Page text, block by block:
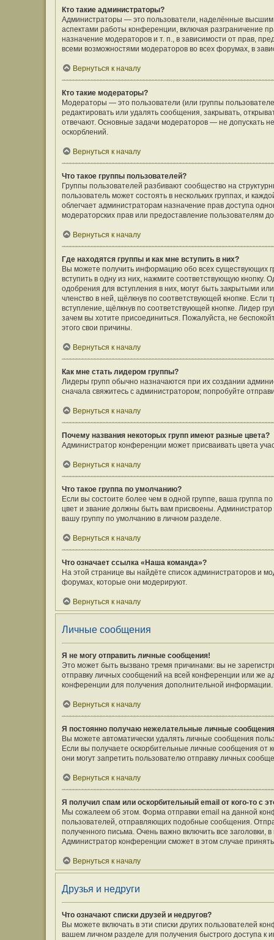
Кто такие администраторы?
Администраторы — это пользователи, наделённые
аспектами работы конференции, включая разграничение
назначение модераторов и т. п., в зависимости от прав,
всеми возможностями модераторов во всех форумах, в
Вернуться к началу
Кто такие модераторы?
Модераторы — это пользователи (или группы
редактировать или удалять сообщения, закрывать,
отвечают. Основные задачи модераторов — не допускать
оскорблений.
Вернуться к началу
Что такое группы пользователей?
Группы пользователей разбивают сообщество на
пользователь может состоять в нескольких группах, и
облегчает администраторам назначение прав доступа
модераторских прав или предоставление пользователям
Вернуться к началу
Где находятся группы и как мне вступить в них?
Вы можете получить информацию обо всех существующих
вступить в одну из них, нажмите соответствующую
одобрения для вступления в них, могут быть закрытыми
членство в ней, щёлкнув по соответствующей кнопке. Если
вступление, щёлкнув по соответствующей кнопке. Лидер
зачем вы хотите присоединиться. Пожалуйста, не
этого свои причины.
Вернуться к началу
Как мне стать лидером группы?
Лидеры групп обычно назначаются при их создании
сначала свяжитесь с администратором; попробуйте
Вернуться к началу
Почему названия некоторых групп имеют разные цвета?
Администратор конференции может присваивать цвета
Вернуться к началу
Что такое группа по умолчанию?
Если вы состоите более чем в одной группе, ваша группа
цвет и звание должны быть вам присвоены.
вашу группу по умолчанию в личном разделе.
Вернуться к началу
Что означает ссылка «Наша команда»?
На этой странице вы найдёте список администраторов и
форумах, которые они модерируют.
Вернуться к началу
Личные сообщения
Я не могу отправить личные сообщения!
Это может быть вызвано тремя причинами: вы не
отправку личных сообщений на всей конференции или же
конференции для получения дополнительной информации.
Вернуться к началу
Я постоянно получаю нежелательные личные
Вы можете автоматически удалять личные сообщения
Если вы получаете оскорбительные личные сообщения от
они могут запретить пользователю отправку личных
Вернуться к началу
Я получил спам или оскорбительный email от кого-то с
Мы сожалеем об этом. Форма отправки email на данной
пользователей, отправляющих подобные сообщения.
полученного письма. Очень важно включить все
Администратор конференции сможет в этом случае
Вернуться к началу
Друзья и недруги
Что означают списки друзей и недругов?
Вы можете включать в эти списки других пользователей
вашем личном разделе для получения быстрого доступа к